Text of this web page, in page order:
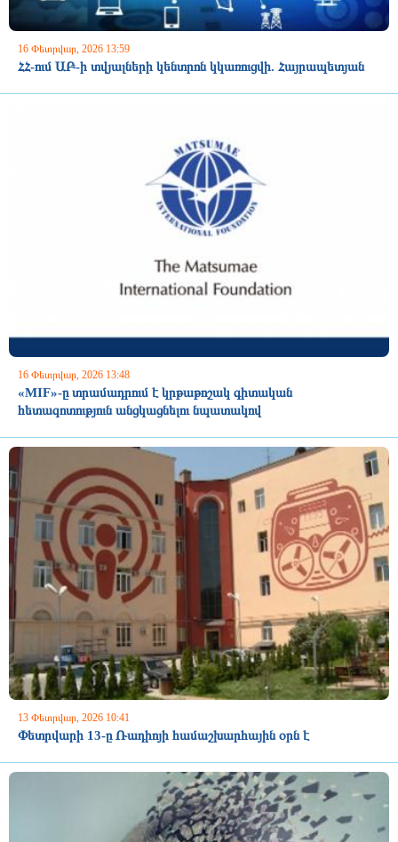
16 Փետրվար, 2026 13:59
ՀՀ-ում ԱԲ-ի տվյալների կենտրոն կկառուցվի. Հայրապետյան
16 Փետրվար, 2026 13:48
«MIF»-ը տրամադրում է կրթաթոշակ գիտական
հետազոտություն անցկացնելու նպատակով
13 Փետրվար, 2026 10:41
Փետրվարի 13-ը Ռադիոյի համաշխարհային օրն է